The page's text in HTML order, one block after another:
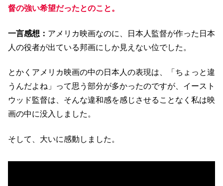
督の強い希望だったとのこと。
一言感想： アメリカ映画なのに、日本人監督が作った日本
人の役者が出ている邦画にしか見えない位でした。
とかくアメリカ映画の中の日本人の表現は、「ちょっと違
うんだよね」って思う部分が多かったのですが、イースト
ウッド監督は、そんな違和感を感じさせることなく私は映
画の中に没入しました。
そして、大いに感動しました。